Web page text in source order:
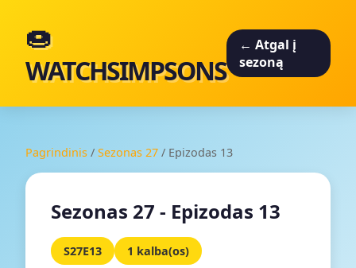
🍩
WATCHSIMPSONS
← Atgal į
sezoną
Pagrindinis / Sezonas 27 / Epizodas 13
Sezonas 27 - Epizodas 13
S27E13 1 kalba(os)